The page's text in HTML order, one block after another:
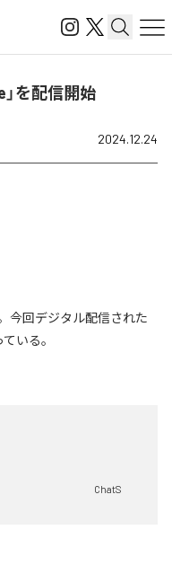
を配信開始
2024.12.24
今回デジタル配信された
いる。
ChatS